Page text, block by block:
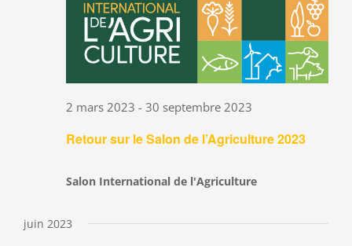
Retour sur le Salon de l’Agriculture 2023
2 mars 2023 -30 septembre 2023
Salon International de l'Agriculture
juin 2023